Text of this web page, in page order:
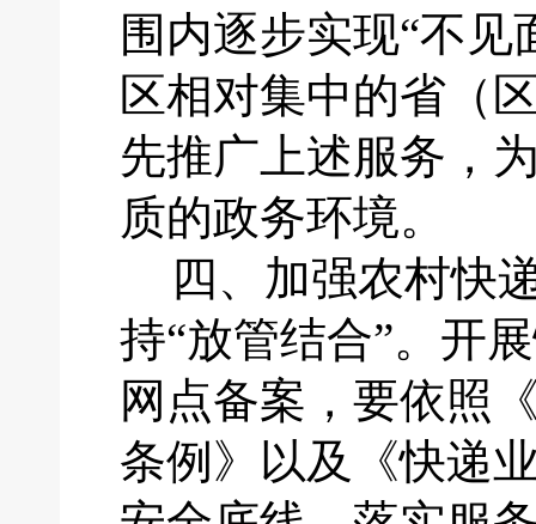
围内逐步实现“不
区相对集中的省（
先推广上述服务，
质的政务环境。
四、 加强农村快
持“放管结合”。开
网点备案，要依照
条例》以及《快递